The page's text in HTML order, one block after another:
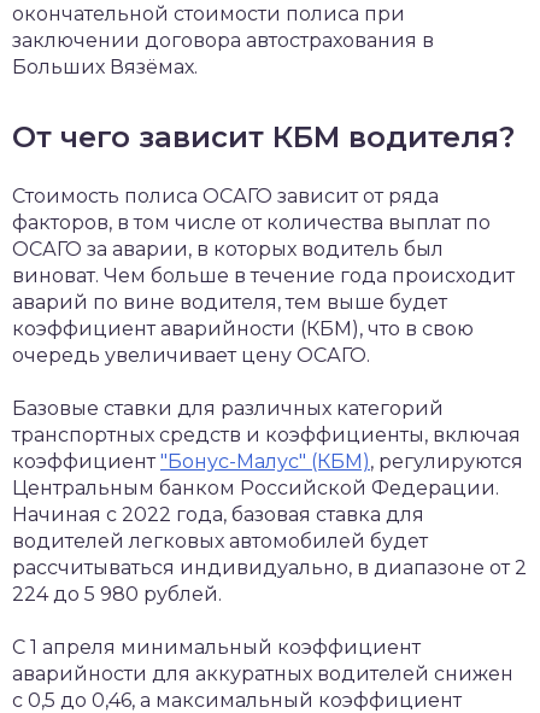
окончательной стоимости полиса при
заключении договора автострахования в
Больших Вязёмах.
От чего зависит КБМ водителя?
Стоимость полиса ОСАГО зависит от ряда
факторов, в том числе от количества выплат по
ОСАГО за аварии, в которых водитель был
виноват. Чем больше в течение года происходит
аварий по вине водителя, тем выше будет
коэффициент аварийности (КБМ), что в свою
очередь увеличивает цену ОСАГО.
Базовые ставки для различных категорий
транспортных средств и коэффициенты, включая
коэффициент"Бонус-Малус" (КБМ), регулируются
Центральным банком Российской Федерации.
Начиная с 2022 года, базовая ставка для
водителей легковых автомобилей будет
рассчитываться индивидуально, в диапазоне от 2
224 до 5 980 рублей.
С 1 апреля минимальный коэффициент
аварийности для аккуратных водителей снижен
с 0,5 до 0,46, а максимальный коэффициент